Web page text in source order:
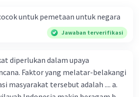
untuk pemetaan untuk negara
Jawaban terverifikasi
diperlukan dalam upaya
Faktor yang melatar-belakangi
masyarakat tersebut adalah .... a.